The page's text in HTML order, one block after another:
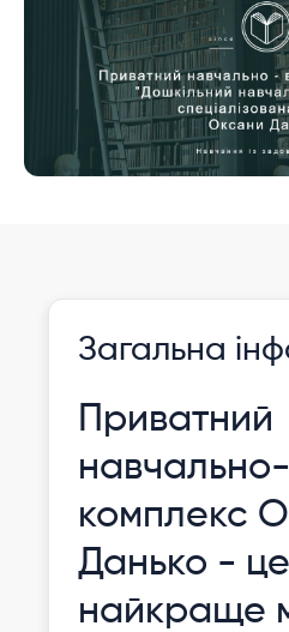
Загальна
Приватний
комплекс
Данько - це
найкраще